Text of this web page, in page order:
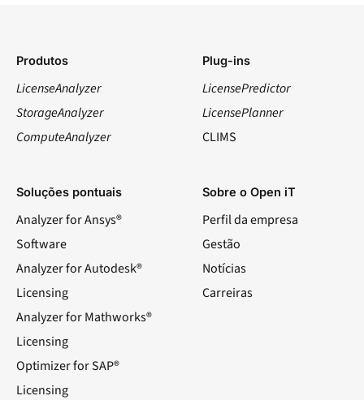
Produtos
LicenseAnalyzer
StorageAnalyzer
ComputeAnalyzer
Plug-ins
LicensePredictor
LicensePlanner
CLIMS
Soluções pontuais
Analyzer for Ansys®
Software
Analyzer for Autodesk®
Licensing
Analyzer for Mathworks®
Licensing
Optimizer for SAP®
Licensing
Sobre o Open iT
Perfil da empresa
Gestão
Notícias
Carreiras